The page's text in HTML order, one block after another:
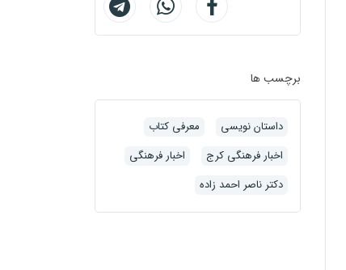
برچسب ها
داستان نویسی
معرفی کتاب
اخبار فرهنگی کرج
اخبار فرهنگی
دکتر ناصر احمد زاده